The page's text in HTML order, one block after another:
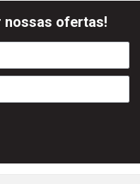
nossas ofertas!